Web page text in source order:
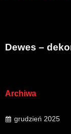
Dewes –
Archiwa
grudzień 2025